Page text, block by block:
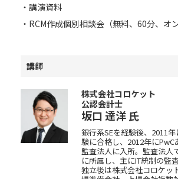
・講演資料
・RCM作成個別相談会（無料、60分、オ
講師
株式会社コロケット
公認会計士
坂口 達洋 氏
銀行系SEを経験後、2011
験に合格し、2012年にPwC
監査法人に入所。監査法人
に所属し、主にIT統制の監
独立後は株式会社コロケッ